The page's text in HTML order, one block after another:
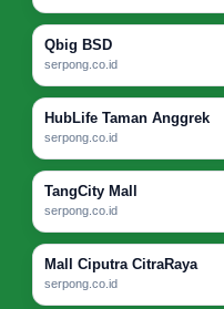
Qbig BSD
serpong.co.id
HubLife Taman Anggrek
serpong.co.id
TangCity Mall
serpong.co.id
Mall Ciputra CitraRaya
serpong.co.id